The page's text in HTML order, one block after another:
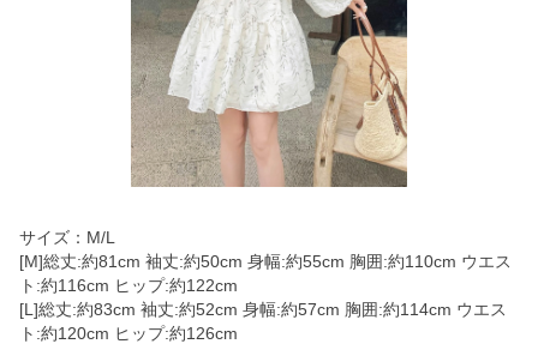
サイズ：M/L
[M]総丈:約81cm 袖丈:約50cm 身幅:約55cm 胸囲:約110cm ウエス
ト:約116cm ヒップ:約122cm
[L]総丈:約83cm 袖丈:約52cm 身幅:約57cm 胸囲:約114cm ウエス
ト:約120cm ヒップ:約126cm